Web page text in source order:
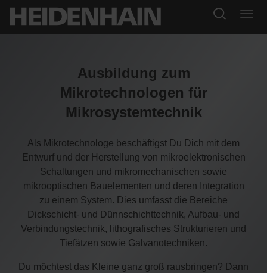
Ausbildung zum
Mikrotechnologen für
Mikrosystemtechnik
Als Mikrotechnologe beschäftigst Du Dich mit dem
Entwurf und der Herstellung von mikroelektronischen
Schaltungen und mikromechanischen sowie
mikrooptischen Bauelementen und deren Integration
zu einem System. Dies umfasst die Bereiche
Dickschicht- und Dünnschichttechnik, Aufbau- und
Verbindungstechnik, lithografisches Strukturieren und
Tiefätzen sowie Galvanotechniken.
Du möchtest das Kleine ganz groß rausbringen? Dann